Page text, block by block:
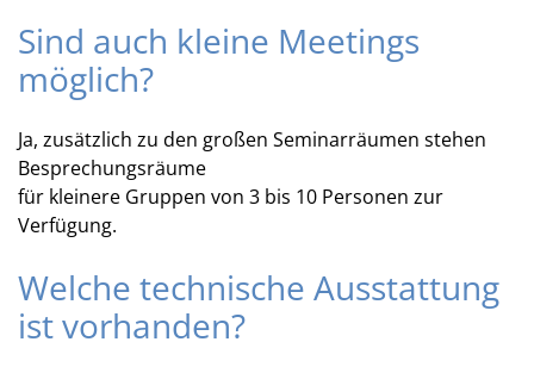
Sind auch kleine Meetings
möglich?
Ja, zusätzlich zu den großen Seminarräumen stehen
Besprechungsräume
für kleinere Gruppen von 3 bis 10 Personen zur
Verfügung.
Welche technische Ausstattung
ist vorhanden?